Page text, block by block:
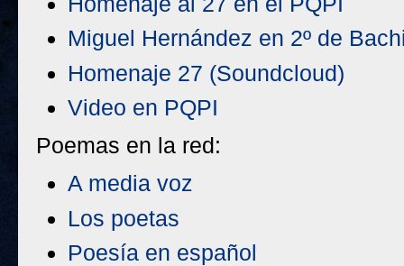
Miguel Hernández en 2º de
Homenaje 27 (Soundcloud)
Video en PQPI
Poemas en la red:
A media voz
Los poetas
Poesía en español